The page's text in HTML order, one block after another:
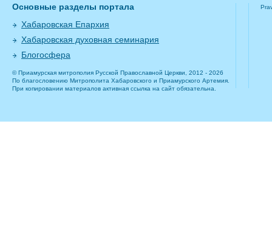
Основные разделы портала
Хабаровская Епархия
Хабаровская духовная семинария
Блогосфера
© Приамурская митрополия Русской Православной Церкви, 2012 - 2026
По благословению Митрополита Хабаровского и Приамурского Артемия.
При копировании материалов активная ссылка на сайт обязательна.